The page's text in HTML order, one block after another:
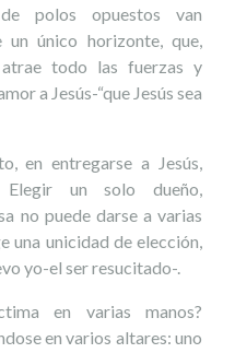
polos opuestos van
un único horizonte, que,
todo las fuerzas y
a Jesús-“que Jesús sea
en entregarse a Jesús,
un solo dueño,
no puede darse a varias
una unicidad de elección,
yo-el ser resucitado-.
en varias manos?
en varios altares: uno